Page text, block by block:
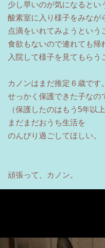
少し早いのが気になるとい
酸素室に入り様子をみなが
点滴をいれてみようという
食欲もないので連れても帰
入院して様子を見てもらう
カノンはまだ推定６歳です。
せっかく保護できた子なの
（保護したのはもう5年以
まだまだおうち生活を
のんびり過ごしてほしい。
頑張って、カノン。